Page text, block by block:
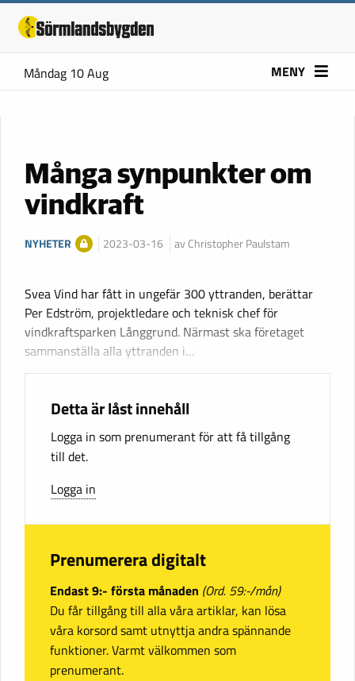
Måndag 10 Aug MENY
Många synpunkter om
vindkraft
NYHETER 2023-03-16 av Christopher Paulstam
Svea Vind har fått in ungefär 300 yttranden, berättar
Per Edström, projektledare och teknisk chef för
vindkraftsparken Långgrund. Närmast ska företaget
sammanställa alla yttranden i…
Detta är låst innehåll
Logga in som prenumerant för att få tillgång
till det.
Logga in
Prenumerera digitalt
Endast 9:- första månaden (Ord. 59:-/mån)
Du får tillgång till alla våra artiklar, kan lösa
våra korsord samt utnyttja andra spännande
funktioner. Varmt välkommen som
prenumerant.